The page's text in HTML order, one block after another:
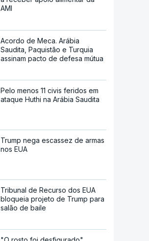
AMI
Acordo de Meca. Arábia
Saudita, Paquistão e Turquia
assinam pacto de defesa mútua
Pelo menos 11 civis feridos em
ataque Huthi na Arábia Saudita
Trump nega escassez de armas
nos EUA
Tribunal de Recurso dos EUA
bloqueia projeto de Trump para
salão de baile